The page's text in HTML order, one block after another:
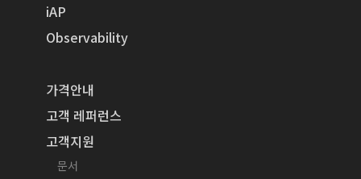
iAP
Observability
가격안내
고객 레퍼런스
고객지원
문서